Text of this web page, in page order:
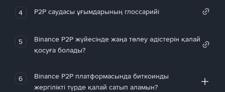
4 P2P саудасы ұғымдарының глоссарийі
5
Binance P2P жүйесінде жаңа төлеу әдістерін қалай
қосуға болады?
6
Binance P2P платформасында биткоинды
жергілікті түрде қалай сатып аламын?